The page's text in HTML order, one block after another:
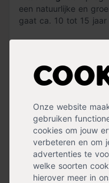
Onze website
gebruiken
cookies om jouw
verbeteren en om
advertenties te
welke soorten
hierover meer in
een natuurlijke en
gaat ca. 10 tot 15 jaar
Het scherm bestaat
verticale planken; 10
tuinscherm erg
privacy. Zo kun je
jouw tuin! Dit scherm
indien gewenst
worden. Het scherm
worden.